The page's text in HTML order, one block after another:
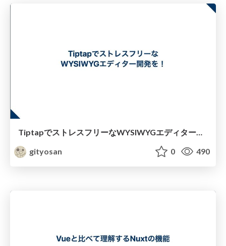
TiptapでストレスフリーなWYSIWYGエディター開発を！
gityosan
0 490